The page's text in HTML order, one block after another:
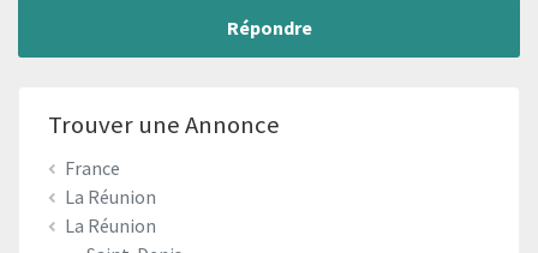
Répondre
Trouver une Annonce
France
La Réunion
La Réunion